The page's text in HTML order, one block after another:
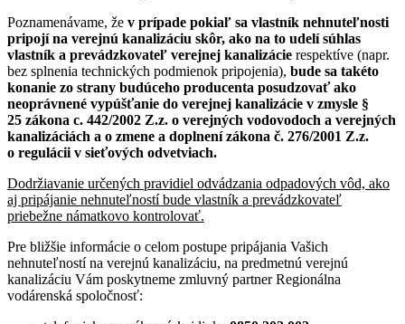
Poznamenávame, že v prípade pokiaľ sa vlastník nehnuteľnosti
pripojí na verejnú kanalizáciu skôr, ako na to udelí súhlas
vlastník a prevádzkovateľ verejnej kanalizácie respektíve (napr.
bez splnenia technických podmienok pripojenia), bude sa takéto
konanie zo strany budúceho producenta posudzovať ako
neoprávnené vypúšťanie do verejnej kanalizácie v zmysle §
25 zákona c. 442/2002 Z.z. o verejných vodovodoch a verejných
kanalizáciách a o zmene a doplnení zákona č. 276/2001 Z.z.
o regulácii v sieťových odvetviach.
Dodržiavanie určených pravidiel odvádzania odpadových vôd, ako
aj pripájanie nehnuteľností bude vlastník a prevádzkovateľ
priebežne námatkovo kontrolovať.
Pre bližšie informácie o celom postupe pripájania Vašich
nehnuteľností na verejnú kanalizáciu, na predmetnú verejnú
kanalizáciu Vám poskytneme zmluvný partner Regionálna
vodárenská spoločnosť: